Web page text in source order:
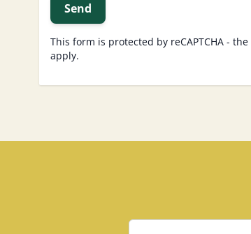
Send
This form is protected by reCAPTCHA - the
apply.